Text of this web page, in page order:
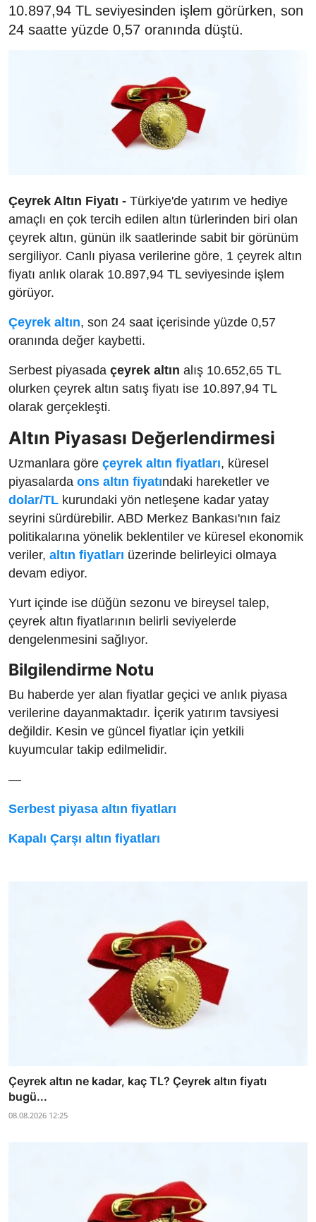
10.897,94 TL seviyesinden işlem görürken, son
24 saatte yüzde 0,57 oranında düştü.
Çeyrek Altın Fiyatı - Türkiye'de yatırım ve hediye
amaçlı en çok tercih edilen altın türlerinden biri olan
çeyrek altın, günün ilk saatlerinde sabit bir görünüm
sergiliyor. Canlı piyasa verilerine göre, 1 çeyrek altın
fiyatı anlık olarak 10.897,94 TL seviyesinde işlem
görüyor.
Çeyrek altın, son 24 saat içerisinde yüzde 0,57
oranında değer kaybetti.
Serbest piyasada çeyrek altın alış 10.652,65 TL
olurken çeyrek altın satış fiyatı ise 10.897,94 TL
olarak gerçekleşti.
Altın Piyasası Değerlendirmesi
Uzmanlara göre çeyrek altın fiyatları, küresel
piyasalarda ons altın fiyatındaki hareketler ve
dolar/TL kurundaki yön netleşene kadar yatay
seyrini sürdürebilir. ABD Merkez Bankası'nın faiz
politikalarına yönelik beklentiler ve küresel ekonomik
veriler, altın fiyatları üzerinde belirleyici olmaya
devam ediyor.
Yurt içinde ise düğün sezonu ve bireysel talep,
çeyrek altın fiyatlarının belirli seviyelerde
dengelenmesini sağlıyor.
Bilgilendirme Notu
Bu haberde yer alan fiyatlar geçici ve anlık piyasa
verilerine dayanmaktadır. İçerik yatırım tavsiyesi
değildir. Kesin ve güncel fiyatlar için yetkili
kuyumcular takip edilmelidir.
—
Serbest piyasa altın fiyatları
Kapalı Çarşı altın fiyatları
Çeyrek altın ne kadar, kaç TL? Çeyrek altın fiyatı
bugü...
08.08.2026 12:25